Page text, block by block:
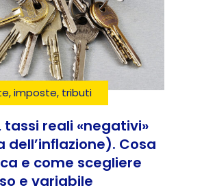
imposte, tributi
tassi reali «negativi»
dell’inﬂazione). Cosa
e come scegliere
e variabile